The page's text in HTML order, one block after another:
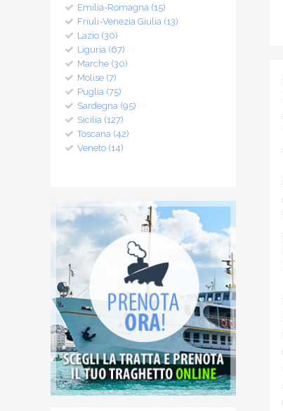
Emilia-Romagna (15)
Friuli-Venezia Giulia (13)
Lazio (30)
Liguria (67)
Marche (30)
Molise (7)
Puglia (75)
Sardegna (95)
Sicilia (127)
Toscana (42)
Veneto (14)